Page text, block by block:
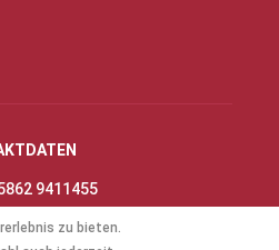
9411455
info@thinas-toene.de
zu bieten.